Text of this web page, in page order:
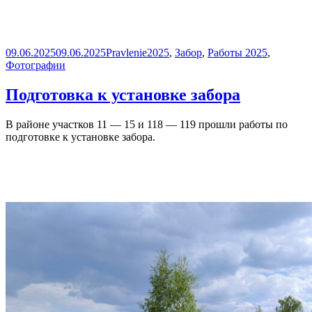
Опубликовано
09.06.202509.06.2025Автор
PravlenieРубрики
2025, Забор, Работы 2025,
Фотографии
Подготовка к установке забора
В районе участков 11 — 15 и 118 — 119 прошли работы по
подготовке к установке забора.